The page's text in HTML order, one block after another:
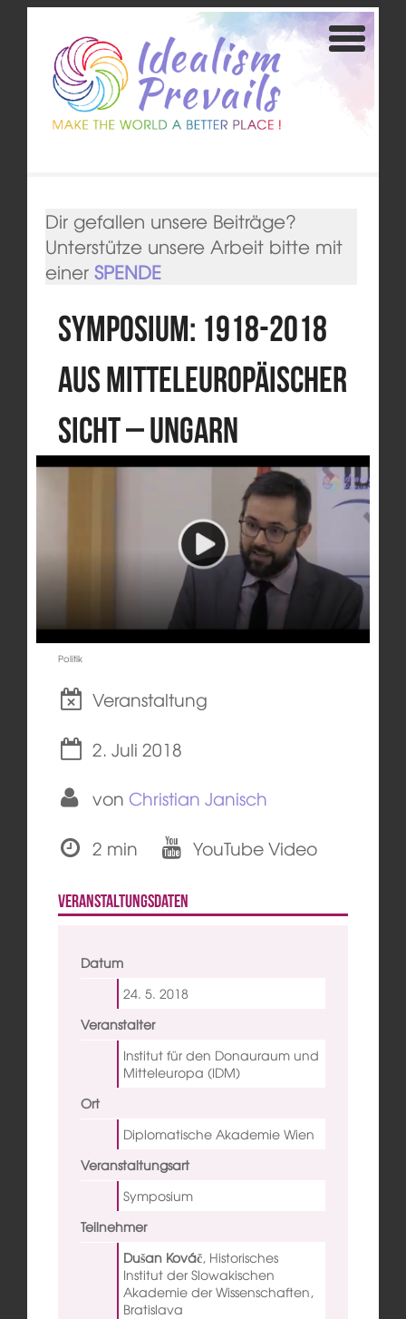
Dir gefallen unsere Beiträge?
Unterstütze unsere Arbeit bitte mit
einer SPENDE
Symposium: 1918-2018
aus mitteleuropäischer
Sicht – Ungarn
Politik
Veranstaltung
2. Juli 2018
von Christian Janisch
2 min
YouTube Video
Veranstaltungsdaten
Datum
24. 5. 2018
Veranstalter
Institut für den Donauraum und
Mitteleuropa (IDM)
Ort
Diplomatische Akademie Wien
Veranstaltungsart
Symposium
Teilnehmer
Dušan Kováč, Historisches
Institut der Slowakischen
Akademie der Wissenschaften,
Bratislava